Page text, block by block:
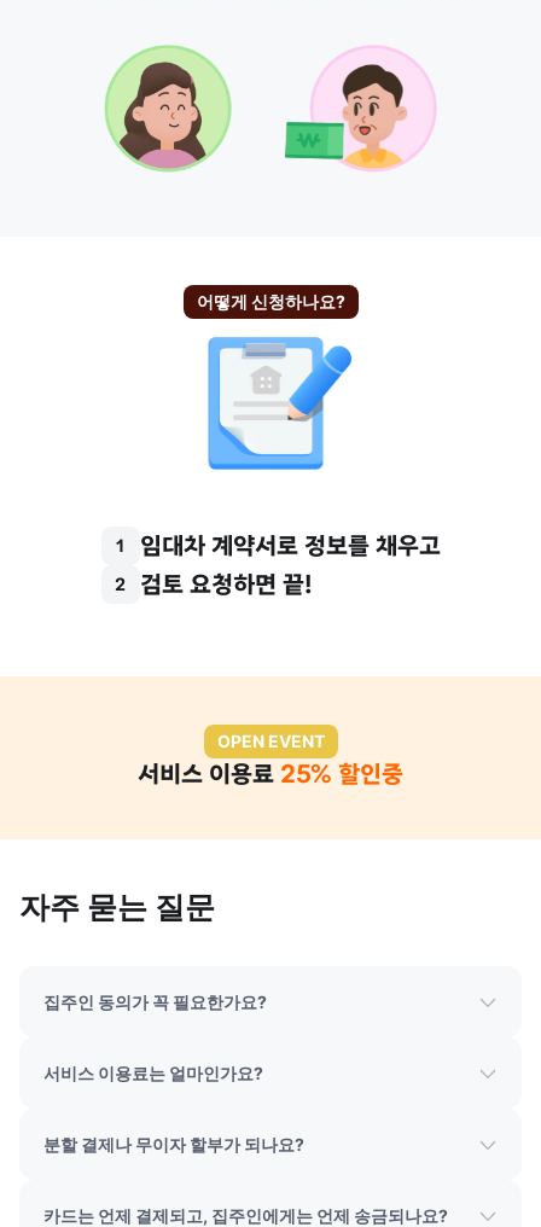
어떻게 신청하나요?
1 임대차 계약서로 정보를 채우고
2 검토 요청하면 끝!
OPEN EVENT
서비스 이용료 25% 할인중
자주 묻는 질문
집주인 동의가 꼭 필요한가요?
서비스 이용료는 얼마인가요?
분할 결제나 무이자 할부가 되나요?
카드는 언제 결제되고, 집주인에게는 언제 송금되나요?